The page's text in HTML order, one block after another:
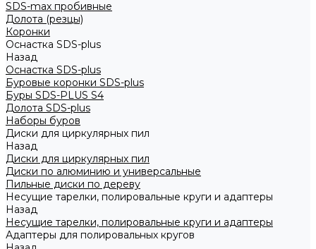
SDS-max пробивные
Долота (резцы)
Коронки
Оснастка SDS-plus
Назад
Оснастка SDS-plus
Буровые коронки SDS-plus
Буры SDS-PLUS S4
Долота SDS-plus
Наборы буров
Диски для циркулярных пил
Назад
Диски для циркулярных пил
Диски по алюминию и универсальные
Пильные диски по дереву
Несущие тарелки, полировальные круги и адаптеры
Назад
Несущие тарелки, полировальные круги и адаптеры
Адаптеры для полировальных кругов